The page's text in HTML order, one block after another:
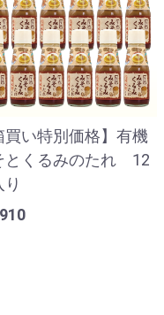
買い特別価格】有機
とくるみのたれ 12